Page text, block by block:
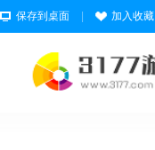
保存到桌面 加入收藏